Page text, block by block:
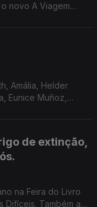
novo A Viagem
Amália, Helder
Eunice Muñoz,
de extinção,
na Feira do Livro
Difíceis. Também a